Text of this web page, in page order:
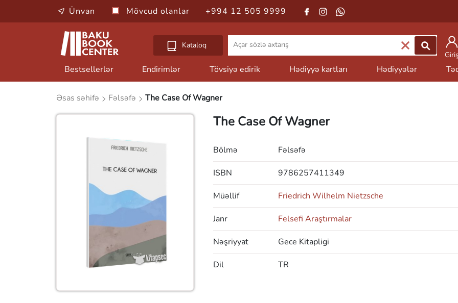
Ünvan Mövcud olanlar +994 12 505 9999
Kataloq
Bestsellerlər Endirimlər Tövsiyə edirik Hədiyyə kartları Hədiyyələr
Əsas səhifə Fəlsəfə The Case Of Wagner
The Case Of Wagner
Bölmə Fəlsəfə
ISBN 9786257411349
Müəllif Friedrich Wilhelm Nietzsche
Janr Felsefi Araştırmalar
Nəşriyyat Gece Kitapligi
Dil TR